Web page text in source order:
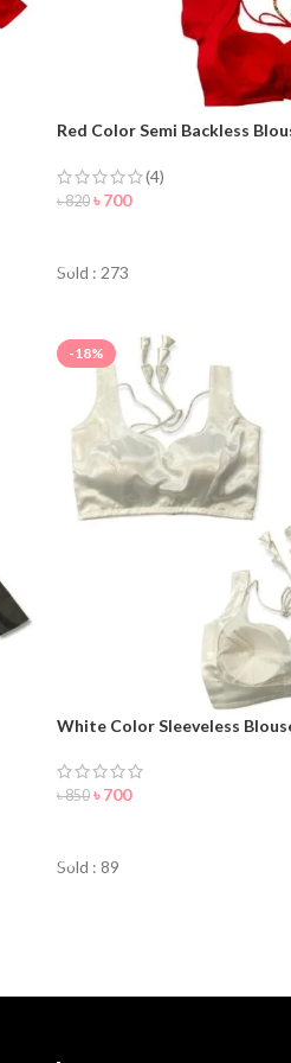
Red Color Semi Backless
(4)
৳820 ৳700
Sold : 273
-18%
White Color Sleeveless
৳850 ৳700
Sold : 89